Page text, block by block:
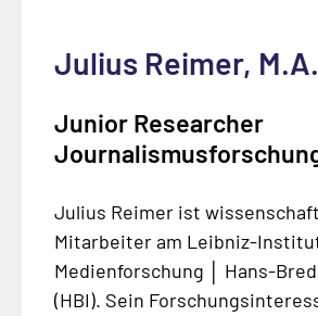
Julius Reimer, M.A.
Junior Researcher
Julius Reimer ist
Mitarbeiter am Leibniz-
Medienforschung │ Hans-
(HBI). Sein